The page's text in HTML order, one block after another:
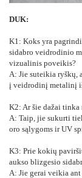
DUK:
K1: Koks yra
sidabro veidrodinio
vizualinis poveikis?
A: Jie suteikia ryškų,
į veidrodinį metalinį
K2: Ar šie dažai
A: Taip, jie sukurti
oro sąlygoms ir UV
K3: Prie kokių
aukso blizgesio
A: Jie gerai veikia